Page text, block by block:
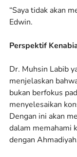
“Saya tidak akan
Edwin.
Perspektif
Dr. Muhsin Labib
menjelaskan
bukan berfokus
menyelesaikan
Dengan ini akan
dalam memahami
dengan